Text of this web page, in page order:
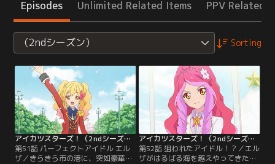
Episodes Unlimited Related Items PPV Related
（2ndシーズン） Sorting
アイカツスターズ！（2ndシーズン） 第051話
第51話 パーフェクトアイドル エル
ザ／きらきら市の港に、突如豪華客
アイカツスターズ！（2ndシーズン） 第052話
第52話 狙われたアイドル！？／エル
ザがはるばる海を越えやってきた目